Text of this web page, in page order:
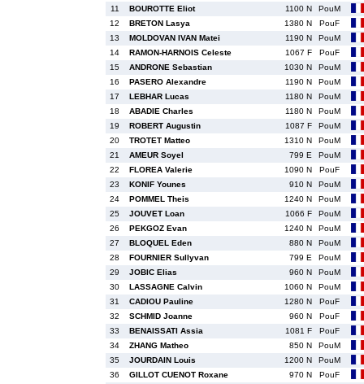
11
BOUROTTE Eliot 1100 N
PouM
12
BRETON Lasya 1380 N
PouF
13
MOLDOVAN IVAN Matei 1190 N
PouM
14
RAMON-HARNOIS Celeste 1067 F
PouF
15
ANDRONE Sebastian 1030 N
PouM
16
PASERO Alexandre 1190 N
PouM
17
LEBHAR Lucas 1180 N
PouM
18
ABADIE Charles 1180 N
PouM
19
ROBERT Augustin 1087 F
PouM
20
TROTET Matteo 1310 N
PouM
21
AMEUR Soyel 799 E
PouM
22
FLOREA Valerie 1090 N
PouF
23
KONIF Younes 910 N
PouM
24
POMMEL Theis 1240 N
PouM
25
JOUVET Loan 1066 F
PouM
26
PEKGOZ Evan 1240 N
PouM
27
BLOQUEL Eden 880 N
PouM
28
FOURNIER Sullyvan 799 E
PouM
29
JOBIC Elias 960 N
PouM
30
LASSAGNE Calvin 1060 N
PouM
31
CADIOU Pauline 1280 N
PouF
32
SCHMID Joanne 960 N
PouF
33
BENAISSATI Assia 1081 F
PouF
34
ZHANG Matheo 850 N
PouM
35
JOURDAIN Louis 1200 N
PouM
36
GILLOT CUENOT Roxane 970 N
PouF